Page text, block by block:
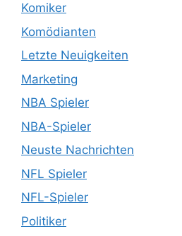
Komiker
Komödianten
Letzte Neuigkeiten
Marketing
NBA Spieler
NBA-Spieler
Neuste Nachrichten
NFL Spieler
NFL-Spieler
Politiker